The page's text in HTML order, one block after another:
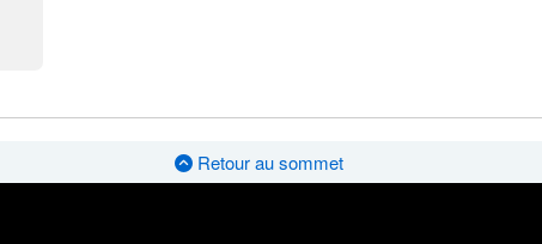
Retour au sommet